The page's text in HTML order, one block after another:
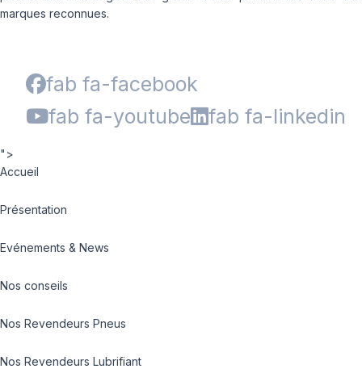
marques reconnues.
fab fa-facebook
fab fa-youtube
fab fa-linkedin
">
Accueil
Présentation
Evénements & News
Nos conseils
Nos Revendeurs Pneus
Nos Revendeurs Lubrifiant